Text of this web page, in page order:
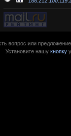
вопрос или
Установите нашукнопку